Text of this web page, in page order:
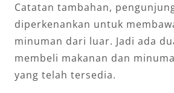
Catatan tambahan,
diperkenankan untuk
minuman dari luar. Jadi ada
membeli makanan dan
yang telah tersedia.